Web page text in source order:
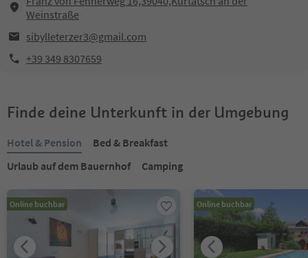
Weinstraße
sibylleterzer3@gmail.com
+39 349 8307659
Finde deine Unterkunft in der Umgebung
Hotel & Pension
Bed & Breakfast
Urlaub auf dem Bauernhof
Camping
Online buchbar Online buchbar